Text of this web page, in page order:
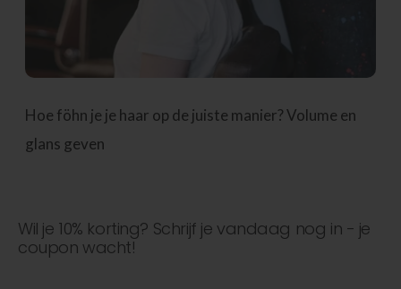
Hoe föhn je je haar op de juiste manier? Volume en
glans geven
Wil je 10% korting? Schrijf je vandaag nog in - je
coupon wacht!